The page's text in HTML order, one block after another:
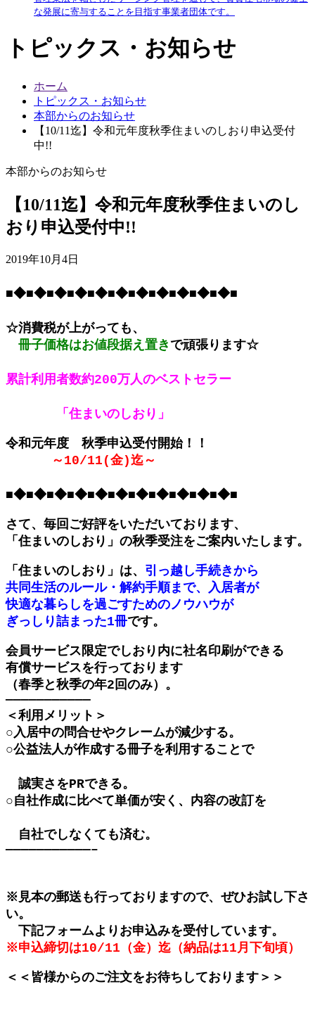
な発展に寄与することを目指す事業者団体です。
トピックス・お知らせ
ホーム
トピックス・お知らせ
本部からのお知らせ
【10/11迄】令和元年度秋季住まいのしおり申込受付
中!!
本部からのお知らせ
【10/11迄】令和元年度秋季住まいのし
おり申込受付中!!
2019年10月4日
■◆■◆■◆■◆■◆■◆■◆■◆■◆■◆■◆■
☆消費税が上がっても、
冊子価格はお値段据え置き で頑張ります☆
累計利用者数約200万人のベストセラー
「住まいのしおり」
令和元年度 秋季申込受付開始！！
～10/11(金)迄～
■◆■◆■◆■◆■◆■◆■◆■◆■◆■◆■◆■
さて、毎回ご好評をいただいております、
「住まいのしおり」の秋季受注をご案内いたします。
「住まいのしおり」は、 引っ越し手続きから
共同生活のルール・解約手順まで、入居者が
快適な暮らしを過ごすためのノウハウが
ぎっしり詰まった1冊です。
会員サービス限定でしおり内に社名印刷ができる
有償サービスを行っております
（春季と秋季の年2回のみ）。
———————————
＜利用メリット＞
○入居中の問合せやクレームが減少する。
○公益法人が作成する冊子を利用することで
誠実さをPRできる。
○自社作成に比べて単価が安く、内容の改訂を
自社でしなくても済む。
———————————–
※見本の郵送も行っておりますので、ぜひお試し下さ
い。
下記フォームよりお申込みを受付しています。
※申込締切は10/11（金）迄（納品は11月下旬頃）
＜＜皆様からのご注文をお待ちしております＞＞